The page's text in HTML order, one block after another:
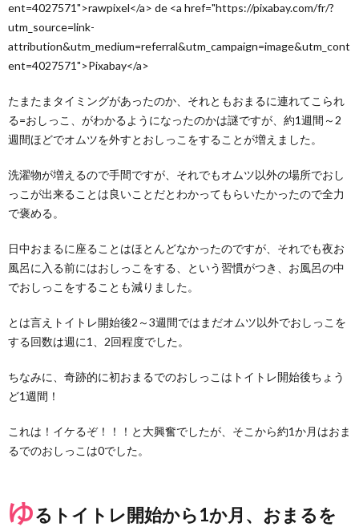
ent=4027571">rawpixel</a> de <a href="https://pixabay.com/fr/?
utm_source=link-
attribution&utm_medium=referral&utm_campaign=image&utm_cont
ent=4027571">Pixabay</a>
たまたまタイミングがあったのか、それともおまるに連れてこられ
る=おしっこ、がわかるようになったのかは謎ですが、約1週間～2
週間ほどでオムツを外すとおしっこをすることが増えました。
洗濯物が増えるので手間ですが、それでもオムツ以外の場所でおし
っこが出来ることは良いことだとわかってもらいたかったので全力
で褒める。
日中おまるに座ることはほとんどなかったのですが、それでも夜お
風呂に入る前にはおしっこをする、という習慣がつき、お風呂の中
でおしっこをすることも減りました。
とは言えトイトレ開始後2～3週間ではまだオムツ以外でおしっこを
する回数は週に1、2回程度でした。
ちなみに、奇跡的に初おまるでのおしっこはトイトレ開始後ちょう
ど1週間！
これは！イケるぞ！！！と大興奮でしたが、そこから約1か月はおま
るでのおしっこは0でした。
ゆるトイトレ開始から1か月、おまるを